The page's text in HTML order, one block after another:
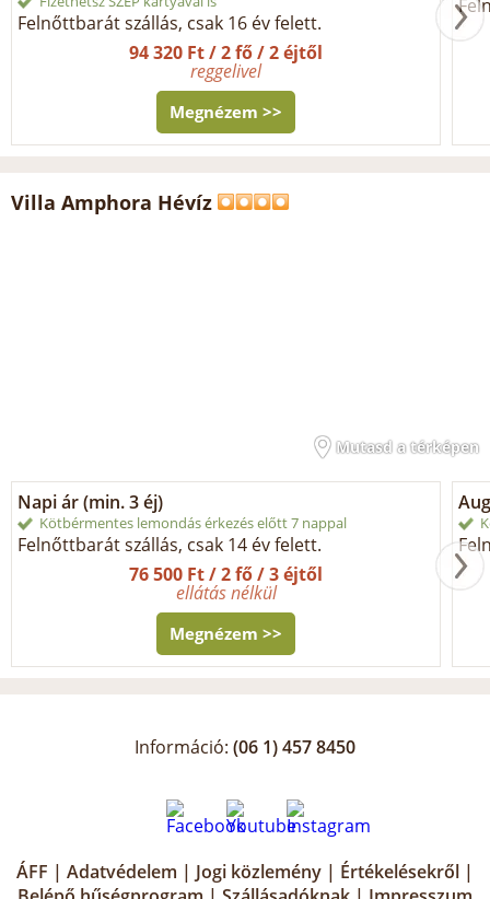
Felnőttbarát szállás, csak 16 év felett.
94 320 Ft / 2 fő / 2 éjtől
reggelivel
Megnézem >>
Villa Amphora Hévíz
Mutasd a térképen
Napi ár (min. 3 éj)
Kötbérmentes lemondás érkezés előtt 7 nappal
Felnőttbarát szállás, csak 14 év felett.
76 500 Ft / 2 fő / 3 éjtől
ellátás nélkül
Megnézem >>
Információ: (06 1) 457 8450
ÁFF | Adatvédelem | Jogi közlemény | Értékelésekről |